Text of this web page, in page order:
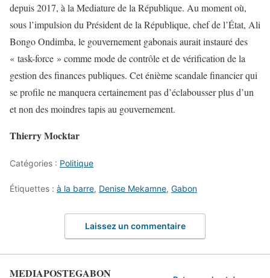
depuis 2017, à la Mediature de la République. Au moment où,
sous l’impulsion du Président de la République, chef de l’État, Ali
Bongo Ondimba, le gouvernement gabonais aurait instauré des
« task-force » comme mode de contrôle et de vérification de la
gestion des finances publiques. Cet énième scandale financier qui
se profile ne manquera certainement pas d’éclabousser plus d’un
et non des moindres tapis au gouvernement.
Thierry Mocktar
Catégories : Politique
Étiquettes : à la barre, Denise Mekamne, Gabon
Laissez un commentaire
MEDIAPOSTEGABON